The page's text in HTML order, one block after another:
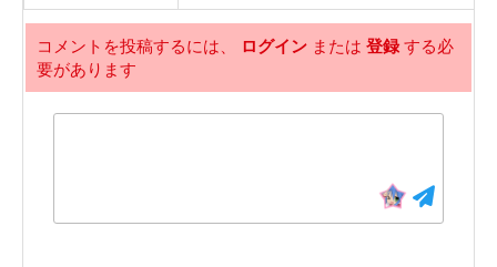
第25.2話
3ヶ月前
第25.1話
2年前
第24.3話
3ヶ月前 2年前
コメントを投稿するには、 ログイン または 登録する必
要があります